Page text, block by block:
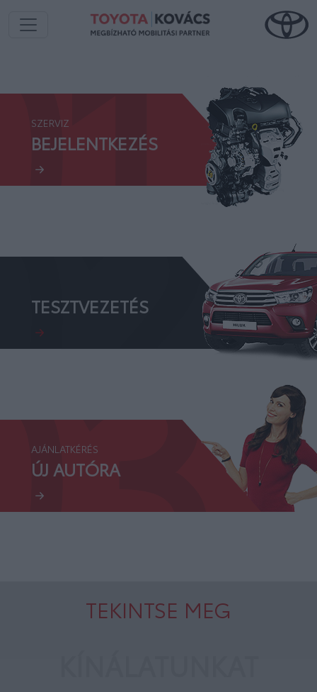
SZERVIZ
BEJELENTKEZÉS
TESZTVEZETÉS
AJÁNLATKÉRÉS
ÚJ AUTÓRA
TEKINTSE MEG